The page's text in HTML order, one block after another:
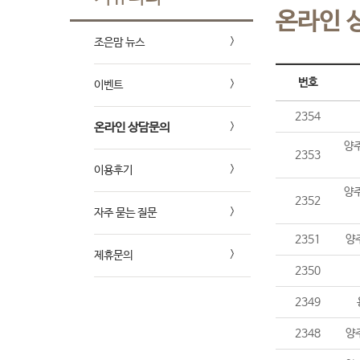
조은맘 뉴스
이벤트
온라인 상담문의
이용후기
자주 묻는 질문
제휴문의
온라인
번호
2354
2353
양
2352
양
2351 양
2350
2349
2348 양